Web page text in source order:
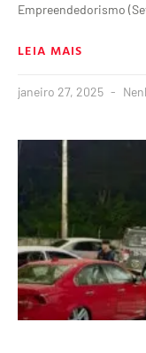
Empreendedorismo
LEIA MAIS
janeiro 27, 2025